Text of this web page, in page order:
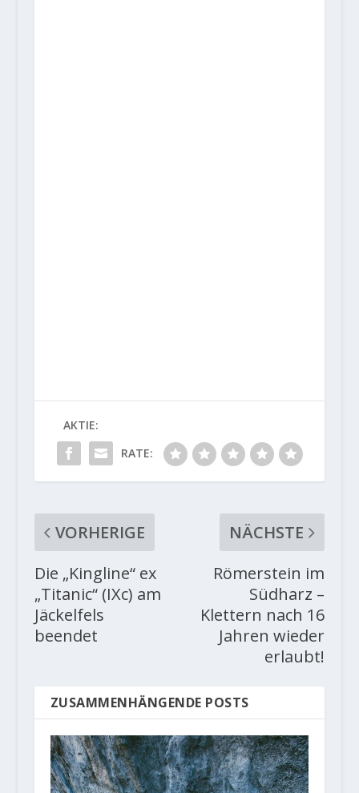
AKTIE:
RATE:
VORHERIGE
Die „Kingline“ ex
„Titanic“ (IXc) am
Jäckelfels
beendet
NÄCHSTE
Römerstein im
Südharz –
Klettern nach 16
Jahren wieder
erlaubt!
ZUSAMMENHÄNGENDE POSTS